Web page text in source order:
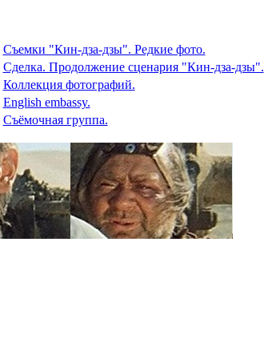
Съемки "Кин-дза-дзы". Редкие фото.
Сделка. Продолжение сценария "Кин-дза-дзы".
Коллекция фотографий.
English embassy.
Съёмочная группа.